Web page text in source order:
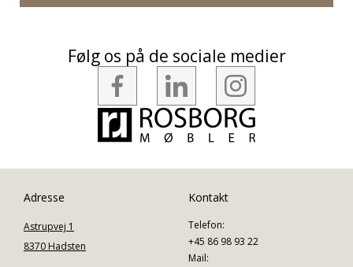
Følg os på de sociale medier
Adresse
Astrupvej 1
8370 Hadsten
Kontakt
Telefon:
+45 86 98 93 22
Mail: